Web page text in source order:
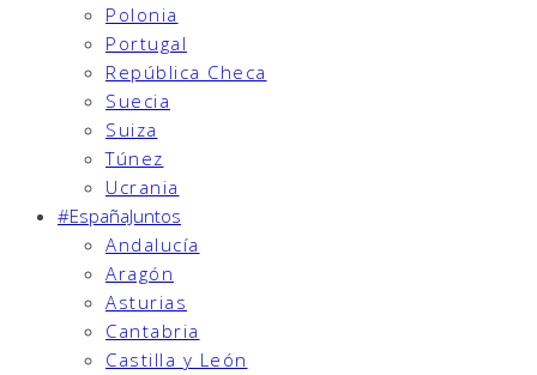
Polonia
Portugal
República Checa
Suecia
Suiza
Túnez
Ucrania
#EspañaJuntos
Andalucía
Aragón
Asturias
Cantabria
Castilla y León